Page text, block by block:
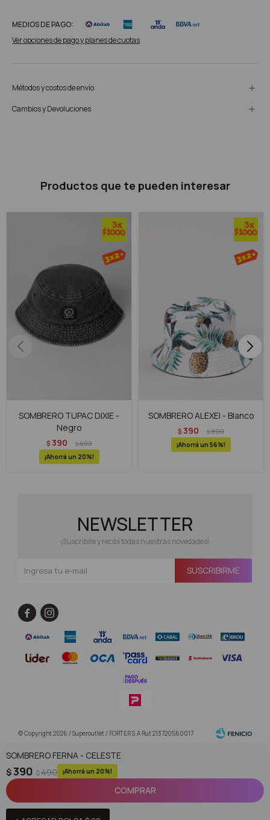
SOMBRERO FERNA - CELESTE
$390 $490 20
COMPRAR
MEDIOS DE PAGO:
Ver opciones de pago y planes de cuotas
Métodos y costos de envío
Cambios y Devoluciones
Productos que te pueden interesar
SOMBRERO TUPAC DIXIE -
Negro
$ 390 $490
20
SOMBRERO ALEXEI - Blanco
$ 390 $890
56
NEWSLETTER
¡Suscribite y recibí todas nuestras novedades!
SUSCRIBIRME
 
© Copyright 2026 / Superoutlet / FORTER S.A Rut 213720560017